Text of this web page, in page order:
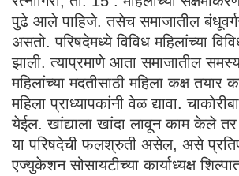
पुढे आले पाहिजे. तसेच समाजातील
असतो. परिषदेमध्ये विविध महिलांच्या
झाली. त्याप्रमाणे आता समाजातील
महिलांच्या मदतीसाठी महिला कक्ष तयार
महिला प्राध्यापकांनी वेळ द्यावा.
येईल. खांद्याला खांदा लावून काम केले
या परिषदेची फलश्रुती असेल, असे
एज्युकेशन सोसायटीच्या कार्याध्यक्ष